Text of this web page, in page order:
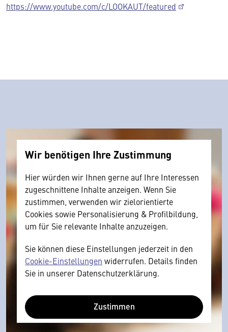
https://www.youtube.com/c/LOOKAUT/featured
Wir benötigen Ihre Zustimmung
Hier würden wir Ihnen gerne auf Ihre Interessen
zugeschnittene Inhalte anzeigen. Wenn Sie
zustimmen, verwenden wir zielorientierte
Cookies sowie Personalisierung & Profilbildung,
um für Sie relevante Inhalte anzuzeigen.
Sie können diese Einstellungen jederzeit in den
Cookie-Einstellungen widerrufen. Details finden
Sie in unserer Datenschutzerklärung.
Zustimmen